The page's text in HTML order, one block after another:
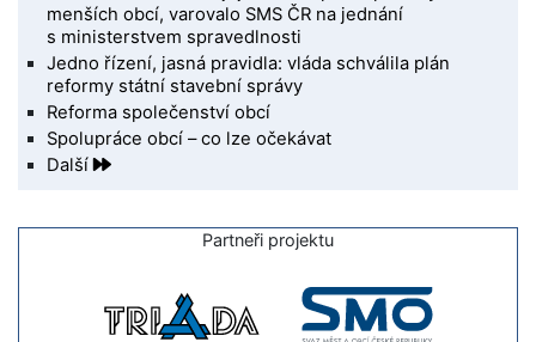
menších obcí, varovalo SMS ČR na jednání
s ministerstvem spravedlnosti
Jedno řízení, jasná pravidla: vláda schválila plán
reformy státní stavební správy
Reforma společenství obcí
Spolupráce obcí – co lze očekávat
Další
Partneři projektu